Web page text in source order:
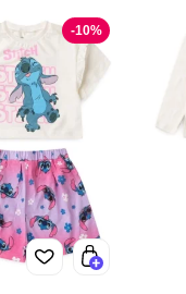
-10%